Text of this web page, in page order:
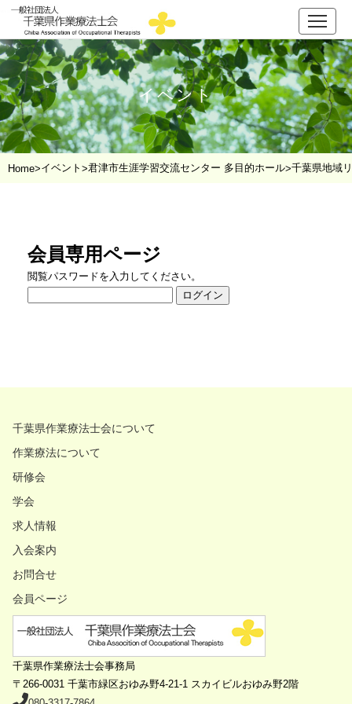
イベント
Home>イベント >君津市生涯学習交流センター 多目的ホール>千葉県地域
会員専用ページ
閲覧パスワードを入力してください。
ログイン
千葉県作業療法士会について
作業療法について
研修会
学会
求人情報
入会案内
お問合せ
会員ページ
千葉県作業療法士会事務局
〒266-0031 千葉市緑区おゆみ野4-21-1 スカイビルおゆみ野2階